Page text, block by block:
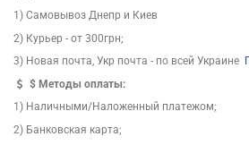
1) Самовывоз Днепр и Киев
2) Курьер - от 300грн;
3) Новая почта, Укр почта - по всей Украине
$Методы оплаты:
1) Наличными/Наложенный платежом;
2) Банковская карта;